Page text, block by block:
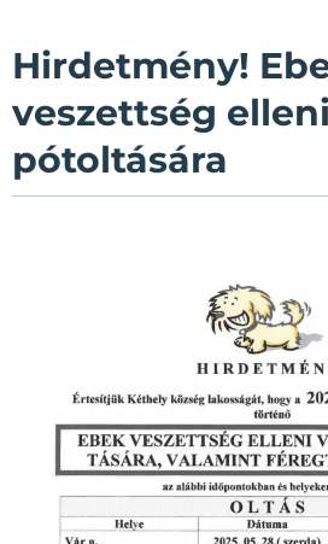
Hirdetmény!
veszettség
pótoltására